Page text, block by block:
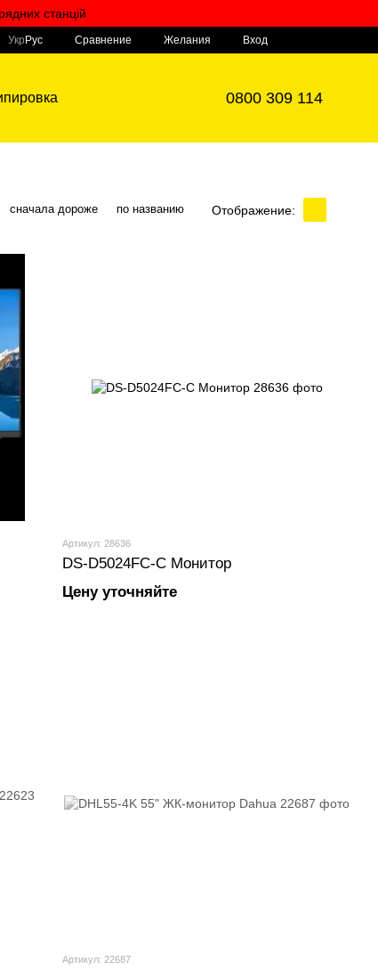
станцій
Укр Рус Сравнение Желания Вход
0800 309 114
сначала дороже по названию Отображение:
Артикул: 28636
DS-D5024FC-C Монитор
Цену уточняйте
Артикул: 22687